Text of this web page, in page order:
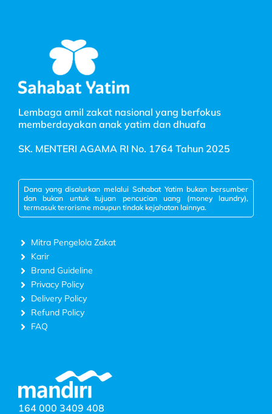
Lembaga amil zakat nasional yang berfokus
memberdayakan anak yatim dan dhuafa
SK. MENTERI AGAMA RI No. 1764 Tahun 2025
Dana yang disalurkan melalui Sahabat Yatim bukan bersumber
dan bukan untuk tujuan pencucian uang (money laundry),
termasuk terorisme maupun tindak kejahatan lainnya.
Mitra Pengelola Zakat
Karir
Brand Guideline
Privacy Policy
Delivery Policy
Refund Policy
FAQ
164 000 3409 408